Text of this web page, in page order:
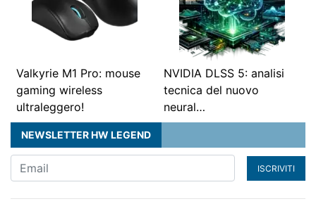
Valkyrie M1 Pro: mouse
gaming wireless
ultraleggero!
NVIDIA DLSS 5: analisi
tecnica del nuovo
neural…
NEWSLETTER HW LEGEND
ISCRIVITI